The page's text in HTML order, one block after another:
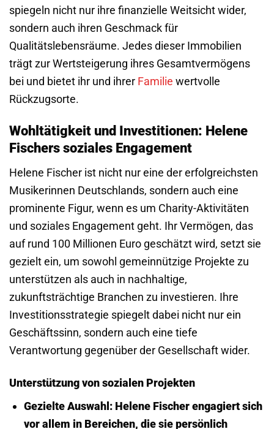
spiegeln nicht nur ihre finanzielle Weitsicht wider,
sondern auch ihren Geschmack für
Qualitätslebensräume. Jedes dieser Immobilien
trägt zur Wertsteigerung ihres Gesamtvermögens
bei und bietet ihr und ihrer Familie wertvolle
Rückzugsorte.
Wohltätigkeit und Investitionen: Helene
Fischers soziales Engagement
Helene Fischer ist nicht nur eine der erfolgreichsten
Musikerinnen Deutschlands, sondern auch eine
prominente Figur, wenn es um Charity-Aktivitäten
und soziales Engagement geht. Ihr Vermögen, das
auf rund 100 Millionen Euro geschätzt wird, setzt sie
gezielt ein, um sowohl gemeinnützige Projekte zu
unterstützen als auch in nachhaltige,
zukunftsträchtige Branchen zu investieren. Ihre
Investitionsstrategie spiegelt dabei nicht nur ein
Geschäftssinn, sondern auch eine tiefe
Verantwortung gegenüber der Gesellschaft wider.
Unterstützung von sozialen Projekten
Gezielte Auswahl: Helene Fischer engagiert sich
vor allem in Bereichen, die sie persönlich